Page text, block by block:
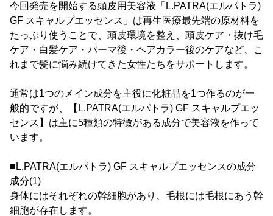
今回発売を開始する頭皮用美容液「L.PATRA(エルパトラ)
GF スキャルプエッセンス」は再生医療最先端の原材料を
たっぷり使うことで、頭皮環境を整え、頭皮ケア・抜け毛
ケア・白髪ケア・パーマ後・ヘアカラー後のケアなど、こ
れまで髪に悩み続けてきた女性たちをサポートします。
通常は1つのメイン成分を主役に化粧品を1つ作るのが一
般的ですが、【L.PATRA(エルパトラ) GF スキャルプエッ
センス】は主に5種類の特徴がある成分で美容液を作って
います。
■L.PATRA(エルパトラ) GF スキャルプエッセンスの成分
成分(1)
身体にはそれぞれの幹細胞があり、毛根には毛根にあう幹
細胞が存在します。